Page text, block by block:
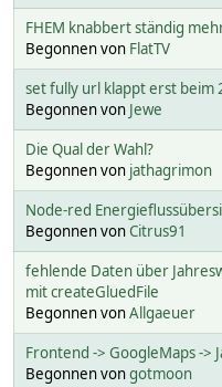
FHEM knabbert ständig
Begonnen von FlatTV
set fully url klappt erst beim
Begonnen von Jewe
Die Qual der Wahl?
Begonnen von jathagrimon
Node-red
Begonnen vonCitrus91
fehlende Daten über
mit createGluedFile
Begonnen vonAllgaeuer
Frontend -> GoogleMaps ->
Begonnen vongotmoon